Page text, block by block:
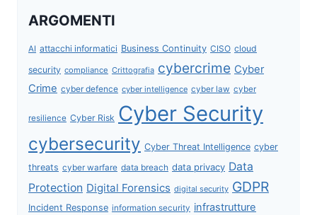
ARGOMENTI
AI attacchi informatici Business Continuity CISO cloud
security compliance Crittografia cybercrime Cyber
Crime cyber defence cyber intelligence cyber law cyber
resilience Cyber Risk Cyber Security
cybersecurity Cyber Threat Intelligence cyber
threats cyber warfare data breach data privacy Data
Protection Digital Forensics digital security GDPR
Incident Response information security infrastrutture